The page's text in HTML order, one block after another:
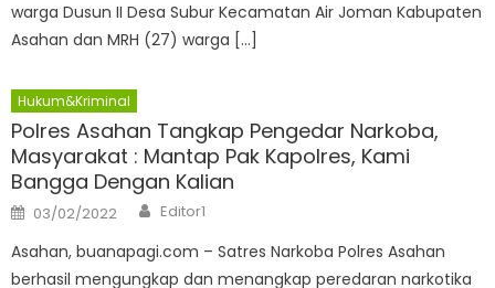
warga Dusun II Desa Subur Kecamatan Air Joman Kabupaten
Asahan dan MRH (27) warga […]
Hukum&Kriminal
Polres Asahan Tangkap Pengedar Narkoba,
Masyarakat : Mantap Pak Kapolres, Kami
Bangga Dengan Kalian
Posted
on
03/02/2022 Author
Editor1
Asahan, buanapagi.com – Satres Narkoba Polres Asahan
berhasil mengungkap dan menangkap peredaran narkotika